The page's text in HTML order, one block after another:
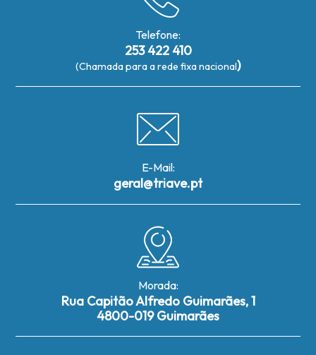
Telefone:
253 422 410
(Chamada para a rede fixa nacional)
E-Mail:
geral@triave.pt
Morada:
Rua Capitão Alfredo Guimarães, 1
4800-019 Guimarães